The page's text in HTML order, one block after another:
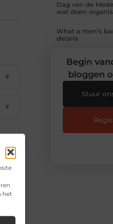
het
▼
▼
▼
▼
▼
Dag van de
wat doen
What a men’s
details
Begin
bloggen
Stuur